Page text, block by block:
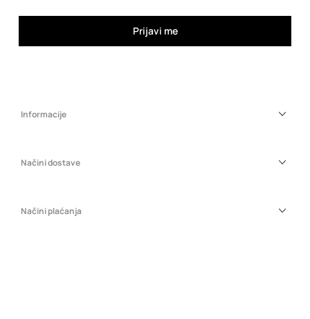
Prijavi me
Informacije
Načini dostave
Načini plaćanja